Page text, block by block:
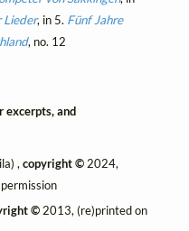
Lieder, in 5. Fünf Jahre
, no. 12
excerpts, and
,copyright © 2024,
© 2013, (re)printed on